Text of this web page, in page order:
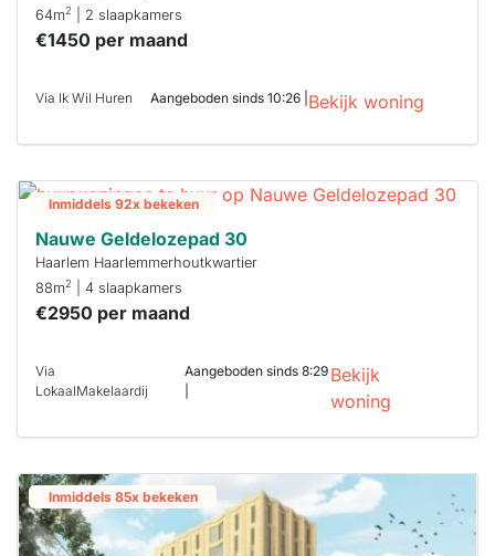
64m2 | 2 slaapkamers
€1450 per maand
Via Ik Wil Huren Aangeboden sinds 10:26 | Bekijk woning
Inmiddels 92x bekeken
Nauwe Geldelozepad 30
Haarlem Haarlemmerhoutkwartier
88m2 | 4 slaapkamers
€2950 per maand
Via
LokaalMakelaardij
Aangeboden sinds 8:29 Bekijk
woning
Inmiddels 85x bekeken